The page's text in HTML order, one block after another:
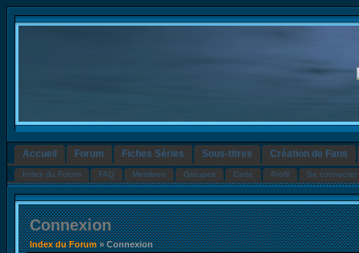
Accueil Forum Fiches Séries Sous-titres Création de Fans
Index du Forum FAQ Membres Groupes Carte Profil Se connecter
Connexion
Index du Forum» Connexion